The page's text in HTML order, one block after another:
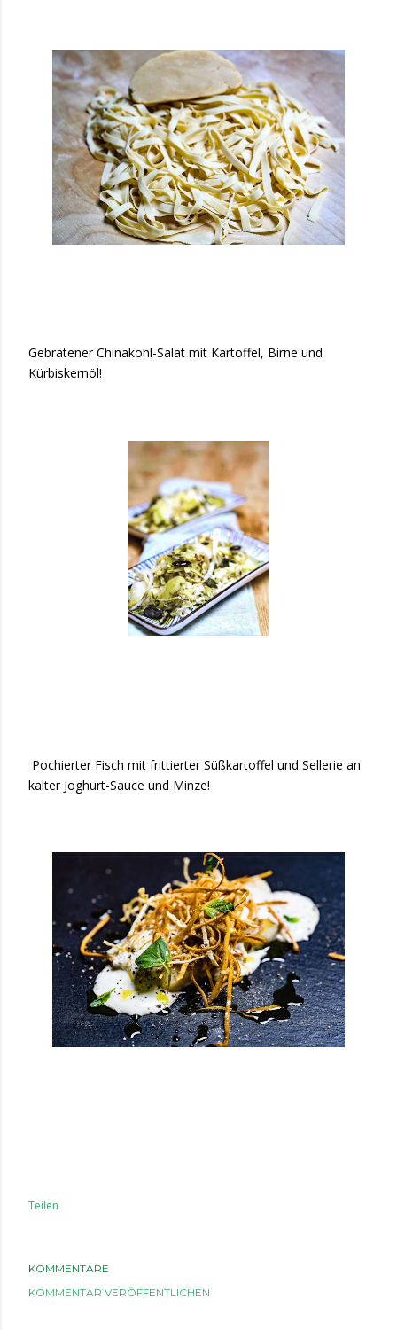
Gebratener Chinakohl-Salat mit Kartoffel, Birne und
Kürbiskernöl!
Pochierter Fisch mit frittierter Süßkartoffel und Sellerie an
kalter Joghurt-Sauce und Minze!
Teilen
KOMMENTARE
KOMMENTAR VERÖFFENTLICHEN